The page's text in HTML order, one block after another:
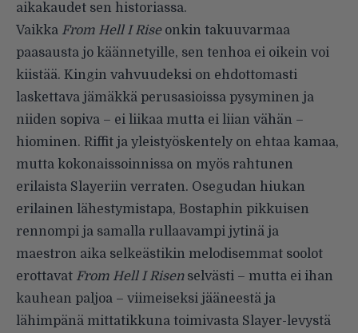
aikakaudet sen historiassa.
Vaikka From Hell I Rise onkin takuuvarmaa
paasausta jo käännetyille, sen tenhoa ei oikein voi
kiistää. Kingin vahvuudeksi on ehdottomasti
laskettava jämäkkä perusasioissa pysyminen ja
niiden sopiva – ei liikaa mutta ei liian vähän –
hiominen. Riffit ja yleistyöskentely on ehtaa kamaa,
mutta kokonaissoinnissa on myös rahtunen
erilaista Slayeriin verraten. Osegudan hiukan
erilainen lähestymistapa, Bostaphin pikkuisen
rennompi ja samalla rullaavampi jytinä ja
maestron aika selkeästikin melodisemmat soolot
erottavat From Hell I Risen selvästi – mutta ei ihan
kauhean paljoa – viimeiseksi jääneestä ja
lähimpänä mittatikkuna toimivasta Slayer-levystä